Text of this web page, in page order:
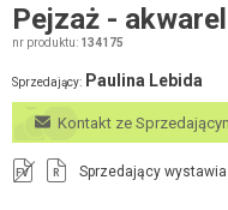
Pejzaż -
nr produktu: 134175
Sprzedający: Paulina Lebida
Kontakt ze
FV R Sprzedający